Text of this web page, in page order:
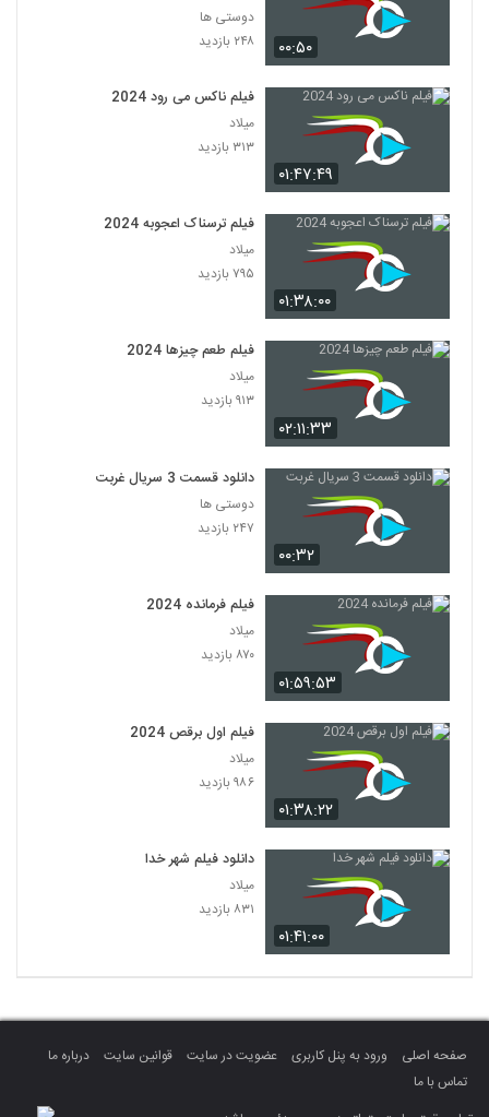
۰۰:۵۰
دوستی ها
۲۴۸ بازدید
۰۱:۴۷:۴۹
فیلم ناکس می رود 2024
میلاد
۳۱۳ بازدید
۰۱:۳۸:۰۰
فیلم ترسناک اعجوبه 2024
میلاد
۷۹۵ بازدید
۰۲:۱۱:۳۳
فیلم طعم چیزها 2024
میلاد
۹۱۳ بازدید
۰۰:۳۲
دانلود قسمت 3 سریال غربت
دوستی ها
۲۴۷ بازدید
۰۱:۵۹:۵۳
فیلم فرمانده 2024
میلاد
۸۷۰ بازدید
۰۱:۳۸:۲۲
فیلم اول برقص 2024
میلاد
۹۸۶ بازدید
۰۱:۴۱:۰۰
دانلود فیلم شهر خدا
میلاد
۸۳۱ بازدید
صفحه اصلی ورود به پنل کاربری عضویت در سایت قوانین سایت
درباره ما
تماس با ما